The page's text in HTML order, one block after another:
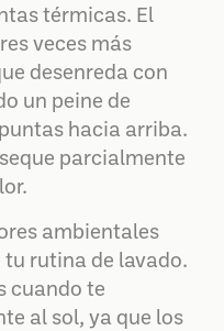
térmicas. El
veces más
desenreda con
un peine de
hacia arriba.
parcialmente
ambientales
tu rutina de lavado.
cuando te
al sol, ya que los